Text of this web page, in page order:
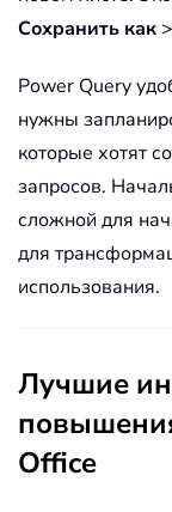
Сохранить как
Power Query
нужны
которые хотят
запросов.
сложной для
для
использования.
Лучшие
Office